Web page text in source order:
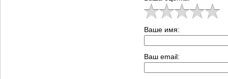
Ваше имя:
Ваш email: